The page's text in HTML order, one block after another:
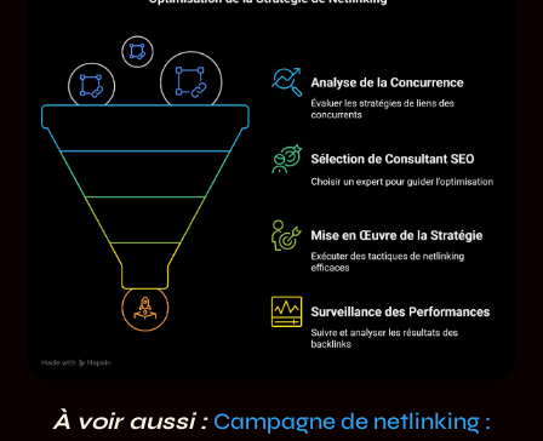
À voir aussi : Campagne de netlinking :